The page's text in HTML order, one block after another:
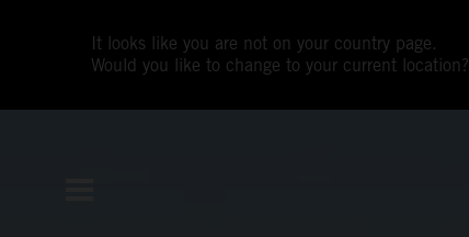
It looks like you are not on your country page.
Would you like to change to your current location?